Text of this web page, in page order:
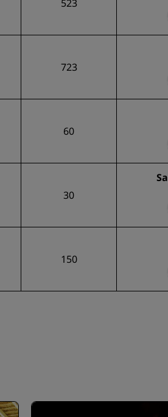
523
723
60
30
150